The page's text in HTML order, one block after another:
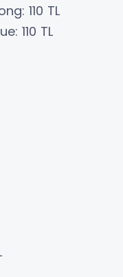
110 TL
110 TL